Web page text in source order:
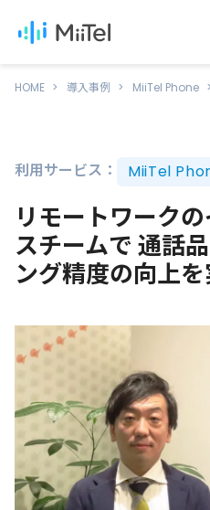
HOME 導入事例 MiiTel Phone
利用サービス： MiiTel
リモートワーク
スチームで 通話
ング精度の向上